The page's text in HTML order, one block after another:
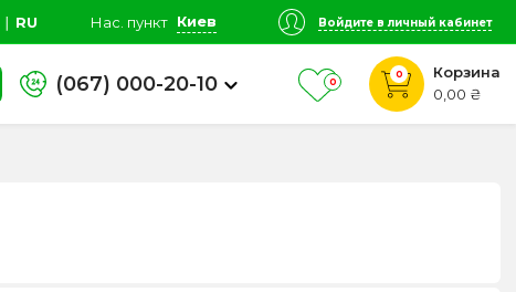
∣ RU Нас. пункт Киев Войдите в личный кабинет
(067) 000-20-10 0
0
Корзина
0,00 ₴